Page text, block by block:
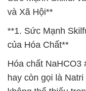
và Xã Hội**
**1. Sức Mạnh
của Hóa Chất**
Hóa chất NaHCO3
hay còn gọi là